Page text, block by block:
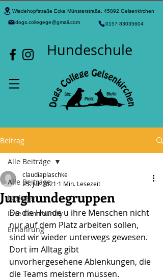
Wiedehopfstraße Ecke Münsterstraße, 45892 Gelsenkirchen
dogs.collegege@gmail.com
0157 83035604
Hundeschule
Beitrag
Alle Beiträge
Loslegen
Ihre Community
Ernährung
Alle Beiträge
Junghundegruppen
claudiaplaschke
25. Juli 2021 1 Min. Lesezeit
Da die Hunde u ihre Menschen nicht
nur auf dem Platz arbeiten sollen,
sind wir wieder unterwegs gewesen.
Dort im Alltag gibt
unvorhergesehene Ablenkungen, die
die Teams meistern müssen.